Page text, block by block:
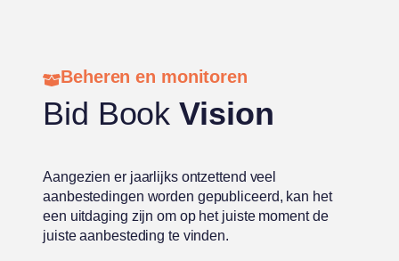
Beheren en monitoren
Bid BookVision
Aangezien er jaarlijks ontzettend veel
aanbestedingen worden gepubliceerd, kan het
een uitdaging zijn om op het juiste moment de
juiste aanbesteding te vinden.